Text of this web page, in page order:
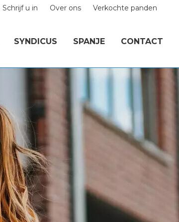
SYNDICUS SPANJE CONTACT
Schrijf u in Over ons Verkochte panden